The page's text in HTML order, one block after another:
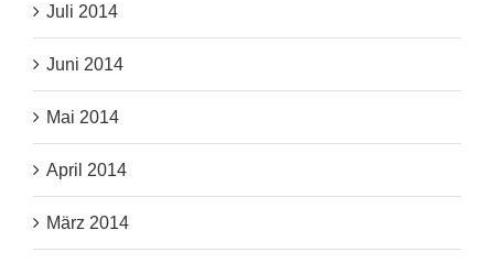
Juli 2014
Juni 2014
Mai 2014
April 2014
März 2014